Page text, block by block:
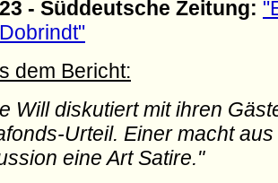
- Süddeutsche Zeitung:
dem Bericht:
Will diskutiert mit ihren
Urteil. Einer macht
eine Art Satire."